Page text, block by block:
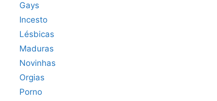
Gays
Incesto
Lésbicas
Maduras
Novinhas
Orgias
Porno